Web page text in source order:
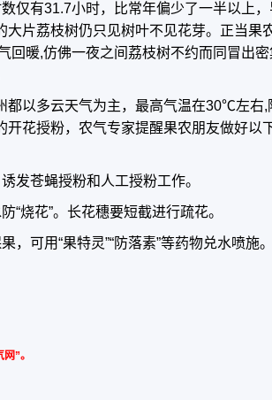
仅有31.7小时，比常年偏少了一半以上
大片荔枝树仍只见树叶不见花芽。正当果
回暖,仿佛一夜之间荔枝树不约而同冒出
都以多云天气为主，最高气温在30℃左右,
开花授粉，农气专家提醒果农朋友做好以
发苍蝇授粉和人工授粉工作。
“烧花”。长花穗要短截进行疏花。
，可用“果特灵”“防落素”等药物兑水喷施
”。